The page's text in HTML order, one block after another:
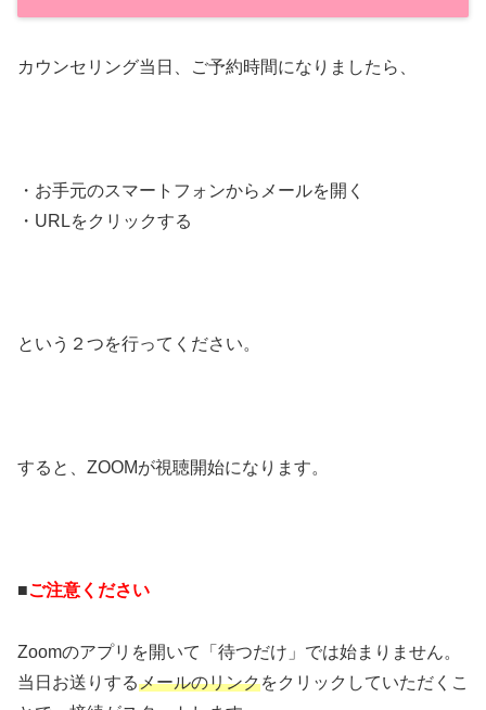
カウンセリング当日、ご予約時間になりましたら、
・お手元のスマートフォンからメールを開く
・URLをクリックする
という２つを行ってください。
すると、ZOOMが視聴開始になります。
■ご注意ください
Zoomのアプリを開いて「待つだけ」では始まりません。
当日お送りするメールのリンクをクリックしていただくこ